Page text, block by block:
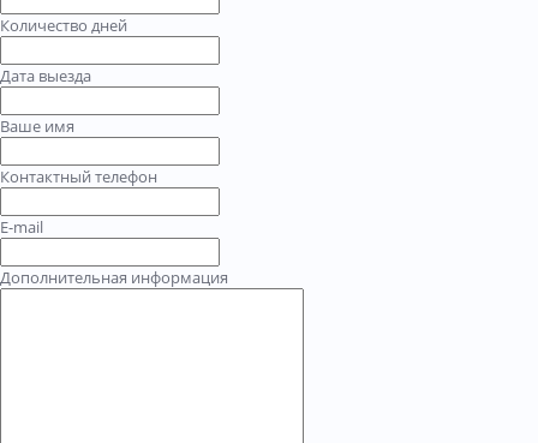
Количество дней
Дата выезда
Ваше имя
Контактный телефон
E-mail
Дополнительная информация